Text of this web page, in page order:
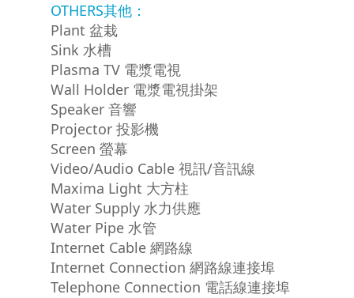
OTHERS其他：
Plant 盆栽
Sink 水槽
Plasma TV 電漿電視
Wall Holder 電漿電視掛架
Speaker 音響
Projector 投影機
Screen 螢幕
Video/Audio Cable 視訊/音訊線
Maxima Light 大方柱
Water Supply 水力供應
Water Pipe 水管
Internet Cable 網路線
Internet Connection 網路線連接埠
Telephone Connection 電話線連接埠